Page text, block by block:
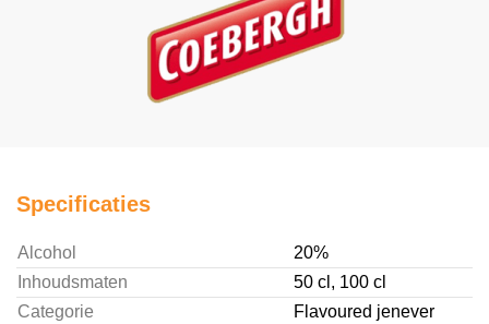
Specificaties
Alcohol
20%
Inhoudsmaten
50 cl, 100 cl
Categorie
Flavoured jenever